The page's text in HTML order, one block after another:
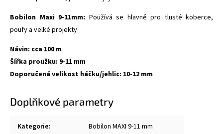
Bobilon Maxi 9-11mm: Používá se hlavně pro tlusté koberce,
poufy a velké projekty
Návin: cca 100 m
Šířka proužku: 9-11 mm
Doporučená velikost háčku/jehlic: 10-12 mm
Doplňkové parametry
Kategorie: Bobilon MAXI 9-11 mm